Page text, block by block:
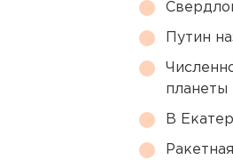
Путин
планеты
В